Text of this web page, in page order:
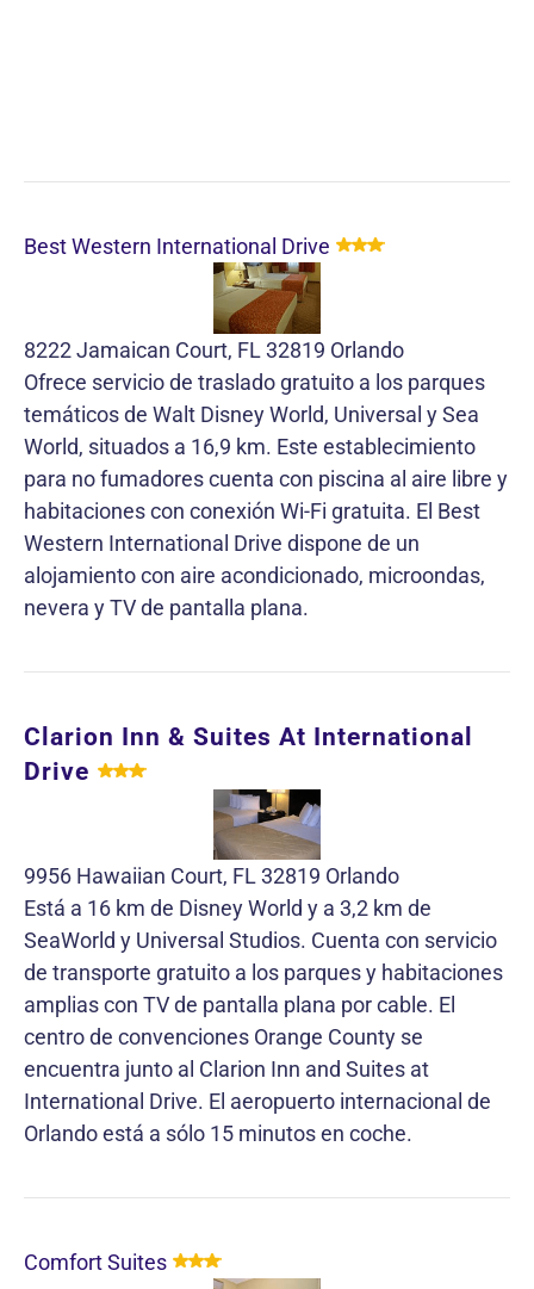
Best Western International Drive
8222 Jamaican Court, FL 32819 Orlando
Ofrece servicio de traslado gratuito a los parques
temáticos de Walt Disney World, Universal y Sea
World, situados a 16,9 km. Este establecimiento
para no fumadores cuenta con piscina al aire libre y
habitaciones con conexión Wi-Fi gratuita. El Best
Western International Drive dispone de un
alojamiento con aire acondicionado, microondas,
nevera y TV de pantalla plana.
Clarion Inn & Suites At International
Drive
9956 Hawaiian Court, FL 32819 Orlando
Está a 16 km de Disney World y a 3,2 km de
SeaWorld y Universal Studios. Cuenta con servicio
de transporte gratuito a los parques y habitaciones
amplias con TV de pantalla plana por cable. El
centro de convenciones Orange County se
encuentra junto al Clarion Inn and Suites at
International Drive. El aeropuerto internacional de
Orlando está a sólo 15 minutos en coche.
Comfort Suites